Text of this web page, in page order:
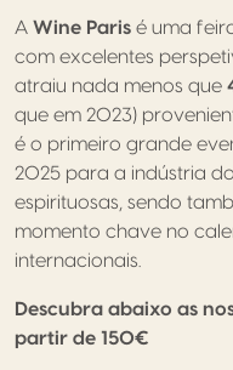
A Wine Paris é uma
com excelentes
atraiu nada menos que
que em 2023)
é o primeiro grande
2025 para a indústria
espirituosas, sendo
momento chave no
internacionais.
Descubra abaixo as
partir de 150€